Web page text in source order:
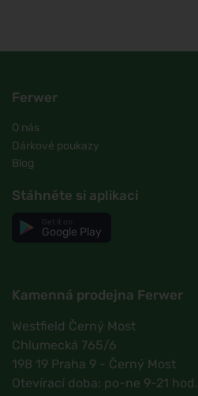
Ferwer
O nás
Dárkové poukazy
Blog
Stáhněte si aplikaci
Google Play
Kamenná prodejna Ferwer
Westfield Černý Most
Chlumecká 765/6
198 19 Praha 9 - Černý Most
Otevírací doba: po-ne 9-21 hod.